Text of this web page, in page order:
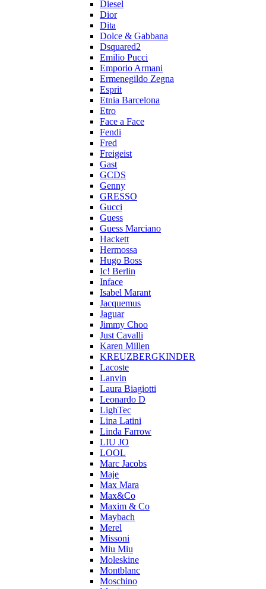
Diesel
Dior
Dita
Dolce & Gabbana
Dsquared2
Emilio Pucci
Emporio Armani
Ermenegildo Zegna
Esprit
Etnia Barcelona
Etro
Face a Face
Fendi
Fred
Freigeist
Gast
GCDS
Genny
GRESSO
Gucci
Guess
Guess Marciano
Hackett
Hermossa
Hugo Boss
Ic! Berlin
Inface
Isabel Marant
Jacquemus
Jaguar
Jimmy Choo
Just Cavalli
Karen Millen
KREUZBERGKINDER
Lacoste
Lanvin
Laura Biagiotti
Leonardo D
LighTec
Lina Latini
Linda Farrow
LIU JO
LOOL
Marc Jacobs
Maje
Max Mara
Max&Co
Maxim & Co
Maybach
Merel
Missoni
Miu Miu
Moleskine
Montblanc
Moschino